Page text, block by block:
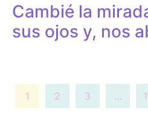
Cambié la
sus ojos y, nos
1 2 3 …